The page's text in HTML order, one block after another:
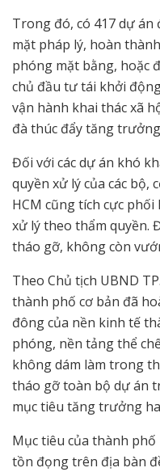
Trong đó, có 417 dự
mặt pháp lý, hoàn
phóng mặt bằng, hoặc
chủ đầu tư tái khởi
vận hành khai thác xã
đà thúc đẩy tăng
Đối với các dự án khó
quyền xử lý của các bộ,
HCM cũng tích cực
xử lý theo thẩm quyền.
tháo gỡ, không còn
Theo Chủ tịch UBND
thành phố cơ bản đã
đông của nền kinh tế
phóng, nền tảng thể
không dám làm trong
tháo gỡ toàn bộ dự án
mục tiêu tăng trưởng
Mục tiêu của thành phố
tồn đọng trên địa bàn